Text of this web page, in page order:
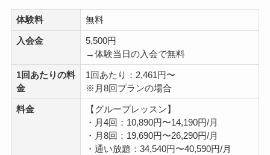
体験料 無料
入会金
5,500円
→体験当日の入会で無料
1回あたりの料
金
1回あたり：2,461円〜
※月8回プランの場合
料金
【グループレッスン】
・月4回：10,890円〜14,190円/月
・月8回：19,690円〜26,290円/月
・通い放題：34,540円〜40,590円/月